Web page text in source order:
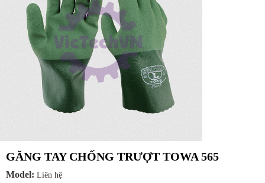
GĂNG TAY CHỐNG TRƯỢT TOWA 565
Model: Liên hệ